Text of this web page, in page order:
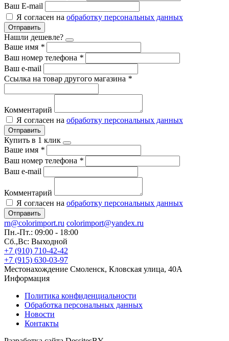
Ваш E-mail
Я согласен на обработку персональных данных
Отправить
Нашли дешевле?
Ваше имя *
Ваш номер телефона *
Ваш e-mail
Ссылка на товар другого магазина *
Комментарий
Я согласен на обработку персональных данных
Отправить
Купить в 1 клик
Ваше имя *
Ваш номер телефона *
Ваш e-mail
Комментарий
Я согласен на обработку персональных данных
Отправить
rn@colorimport.ru colorimport@yandex.ru
Пн.-Пт.: 09:00 - 18:00
Сб.,Вс: Выходной
+7 (910) 710-42-42
+7 (915) 630-03-97
Местонахождение Смоленск, Кловская улица, 40А
Информация
Политика конфиденциальности
Обработка персональных данных
Новости
Контакты